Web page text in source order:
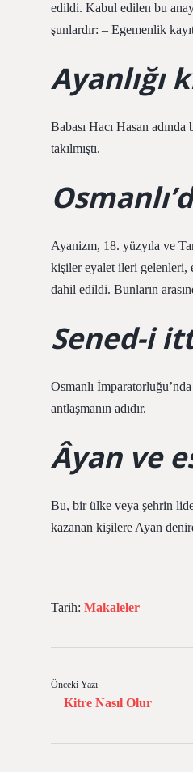
edildi. Kabul edilen bu
şunlardır: – Egemenlik
Ayanlığı
Babası Hacı Hasan
takılmıştı.
Ayanizm, 18. yüzyıla ve
kişiler eyalet ileri gelenleri,
dahil edildi. Bunların
Sened-i
Osmanlı
antlaşmanın adıdır.
Âyan ve
Bu, bir ülke veya şehrin
kazanan kişilere Ayan
Tarih: Makaleler
Önceki Yazı
Kitre Nasıl Olur